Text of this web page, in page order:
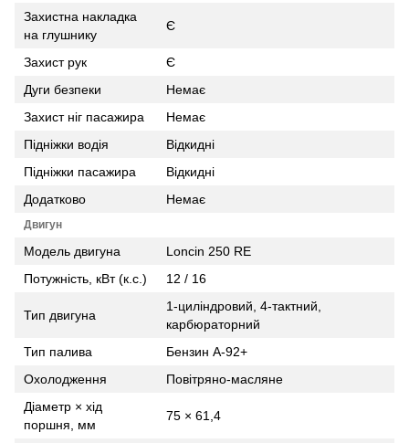
Захистна накладка
на глушнику
Є
Захист рук
Є
Дуги безпеки
Немає
Захист ніг пасажира
Немає
Підніжки водія
Відкидні
Підніжки пасажира
Відкидні
Додатково
Немає
Двигун
Модель двигуна
Loncin 250 RE
Потужність, кВт (к.с.)
12 / 16
Тип двигуна
1-циліндровий, 4-тактний,
карбюраторний
Тип палива
Бензин А-92+
Охолодження
Повітряно-масляне
Діаметр × хід
поршня, мм
75 × 61,4